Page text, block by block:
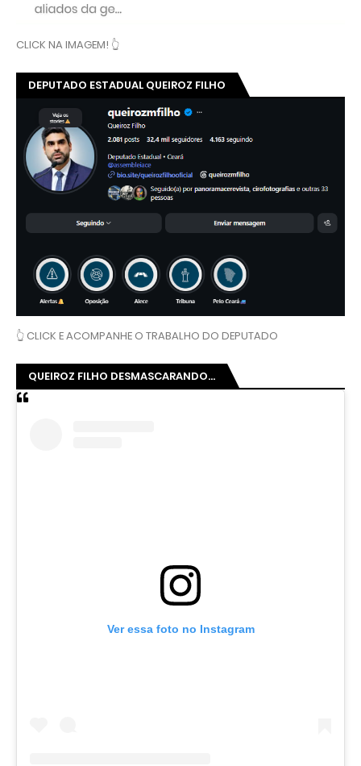
CLICK NA IMAGEM! 👆
DEPUTADO ESTADUAL QUEIROZ FILHO
👆 CLICK E ACOMPANHE O TRABALHO DO DEPUTADO
QUEIROZ FILHO DESMASCARANDO...
Ver essa foto no Instagram